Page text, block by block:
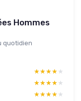
Hommes
quotidien
★★★★★
★★★★★
★★★★★
★★★★★
★★★★★
★★★★★